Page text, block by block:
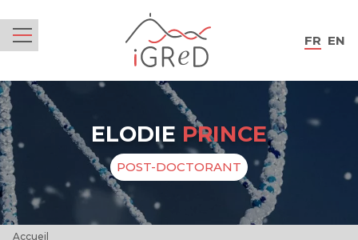
FR EN
ELODIE PRINCE
POST-DOCTORANT
Accueil